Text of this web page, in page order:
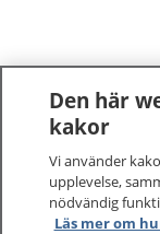
Den här
kakor
Vi använder
upplevelse,
nödvändig
Läs mer om